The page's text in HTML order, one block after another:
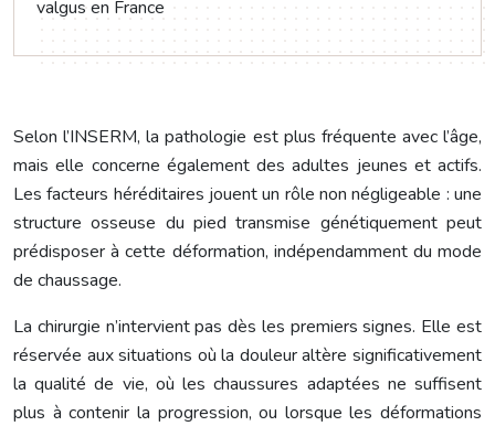
valgus en France
Selon l’INSERM, la pathologie est plus fréquente avec l’âge,
mais elle concerne également des adultes jeunes et actifs.
Les facteurs héréditaires jouent un rôle non négligeable : une
structure osseuse du pied transmise génétiquement peut
prédisposer à cette déformation, indépendamment du mode
de chaussage.
La chirurgie n’intervient pas dès les premiers signes. Elle est
réservée aux situations où la douleur altère significativement
la qualité de vie, où les chaussures adaptées ne suffisent
plus à contenir la progression, ou lorsque les déformations